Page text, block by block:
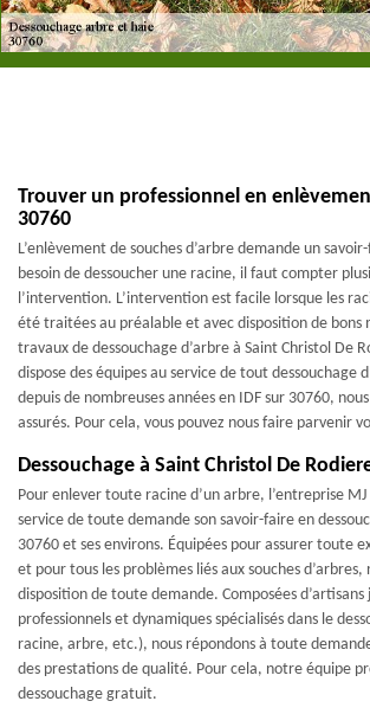
Trouver un professionnel en
30760
L’enlèvement de souches d’arbre demande un
besoin de dessoucher une racine, il faut compter
l’intervention. L’intervention est facile lorsque les
été traitées au préalable et avec disposition de bons
travaux de dessouchage d’arbre à Saint Christol De
dispose des équipes au service de tout dessouchage
depuis de nombreuses années en IDF sur 30760,
assurés. Pour cela, vous pouvez nous faire parvenir
Dessouchage à Saint Christol De
Pour enlever toute racine d’un arbre, l’entreprise
service de toute demande son savoir-faire en
30760 et ses environs. Équipées pour assurer toute
et pour tous les problèmes liés aux souches d’arbres,
disposition de toute demande. Composées d’artisans
professionnels et dynamiques spécialisés dans le
racine, arbre, etc.), nous répondons à toute
des prestations de qualité. Pour cela, notre équipe
dessouchage gratuit.